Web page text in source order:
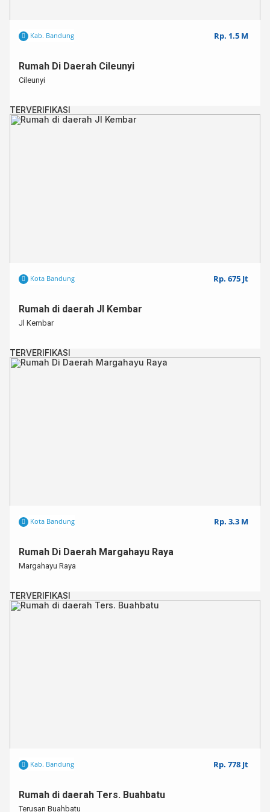
Kab. Bandung Rp. 1.5 M
Rumah Di Daerah Cileunyi
Cileunyi
TERVERIFIKASI
Kota Bandung Rp. 675 Jt
Rumah di daerah Jl Kembar
Jl Kembar
TERVERIFIKASI
Kota Bandung Rp. 3.3 M
Rumah Di Daerah Margahayu Raya
Margahayu Raya
TERVERIFIKASI
Kab. Bandung Rp. 778 Jt
Rumah di daerah Ters. Buahbatu
Terusan Buahbatu